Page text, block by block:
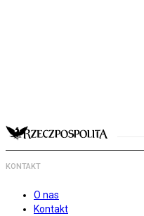
KONTAKT
O nas
Kontakt